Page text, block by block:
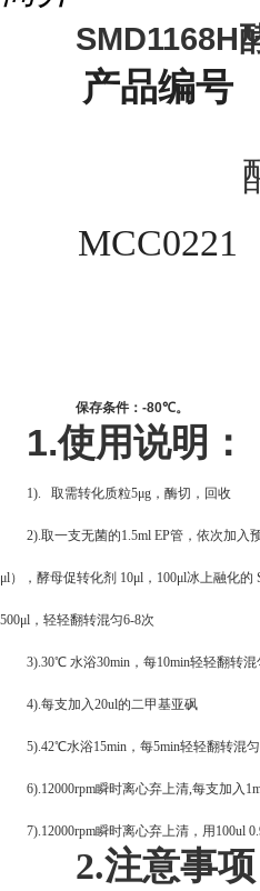
SMD1168H
产品编号
MCC0221
保存条件： -80℃。
1.使用说明：
1). 取需转化质粒5μg，酶切，回收
2).取一支无菌的1.5ml EP管，依次加入
μl），酵母促转化剂 10μl，100μl冰上融化
500μl，轻轻翻转混匀6-8次
3).30℃ 水浴30min，每10min轻轻翻转混
4).每支加入20ul的二甲基亚砜
5).42℃水浴15min，每5min轻轻翻转混
6).12000rpm瞬时离心弃上清,每支加入
7).12000rpm瞬时离心弃上清，用100ul
2.注意事项